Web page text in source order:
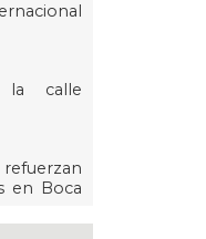
la calle
en Boca